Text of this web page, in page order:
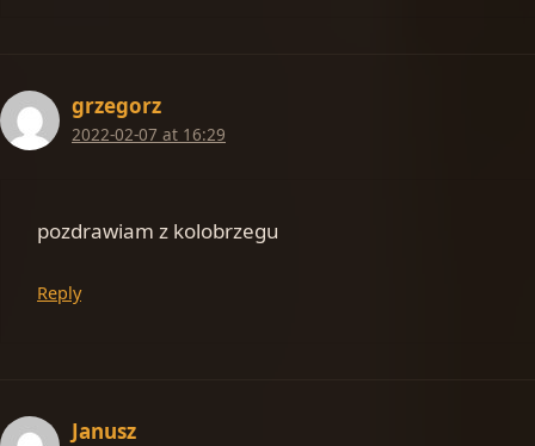
grzegorz
2022-02-07 at 16:29
pozdrawiam z kolobrzegu
Reply
Janusz